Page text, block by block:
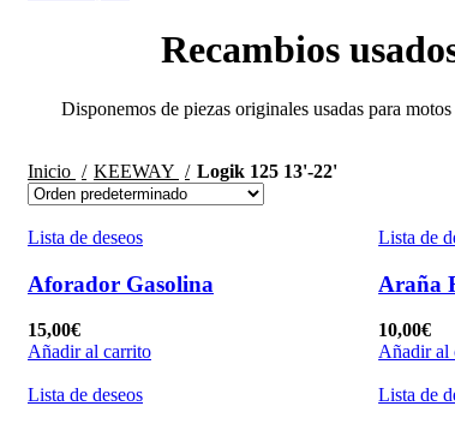
Recambios
Disponemos de piezas originales usadas para
Inicio
KEEWAY Logik 125 13'-22'
Lista de deseos
Aforador Gasolina
15,00€
Añadir al carrito
Lista de
Araña
10,00€
Añadir al
Lista de deseos Lista de